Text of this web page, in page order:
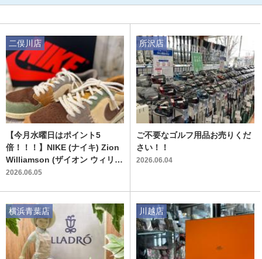
【今月水曜日はポイント5
倍！！！】NIKE (ナイキ) Zion
Williamson (ザイオン ウィリア
ムソン) Air Jordan 1 Lowのご
2026.06.05
二俣川店
ご不要なゴルフ用品お売りくだ
さい！！
2026.06.04
所沢店
横浜青葉店 川越店